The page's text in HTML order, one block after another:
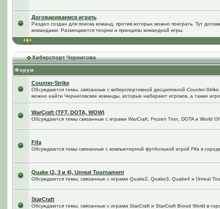
Договариваемся играть
Раздел создан для поиска команд, против которых можно поиграть. Тут
командами. Размещаются теории и принципы командной игры.
Киберспорт Чернигова
Форум
Counter-Strike
Обсуждаются темы, связанные с киберспортивной дисциплиной Counter-Strike
можно найти Черниговские команды, которые набирают игроков, а также
WarCraft (TFT, DOTA, WOW)
Обсуждаются темы связанные с играми WarCraft, Frozen Tron, DOTA и World
Fifa
Обсуждаются темы связанные с компьютерной футбольной игрой Fifa в
Quake (2, 3 и 4), Unreal Tournament
Обсуждаются темы, связанные с играми Quake2, Quake3, Quake4 и Unreal
StarCraft
Обсуждаются темы, связанные с играми StarCraft и StarCraft Brood World в